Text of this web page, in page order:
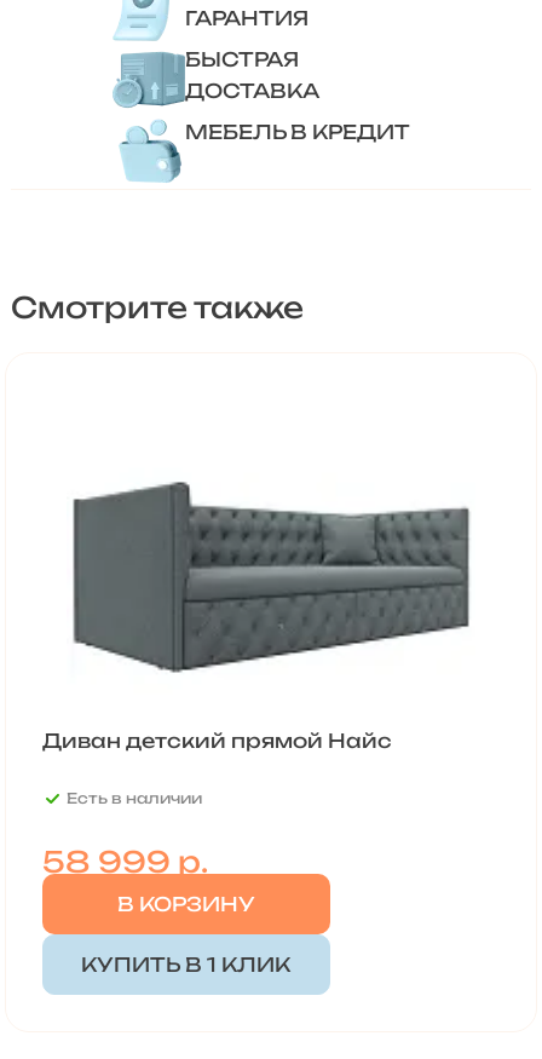
ГАРАНТИЯ
БЫСТРАЯ
ДОСТАВКА
МЕБЕЛЬ В КРЕДИТ
Смотрите также
Диван детский прямой Найс
Есть в наличии
58 999 р.
В КОРЗИНУ
КУПИТЬ В 1 КЛИК